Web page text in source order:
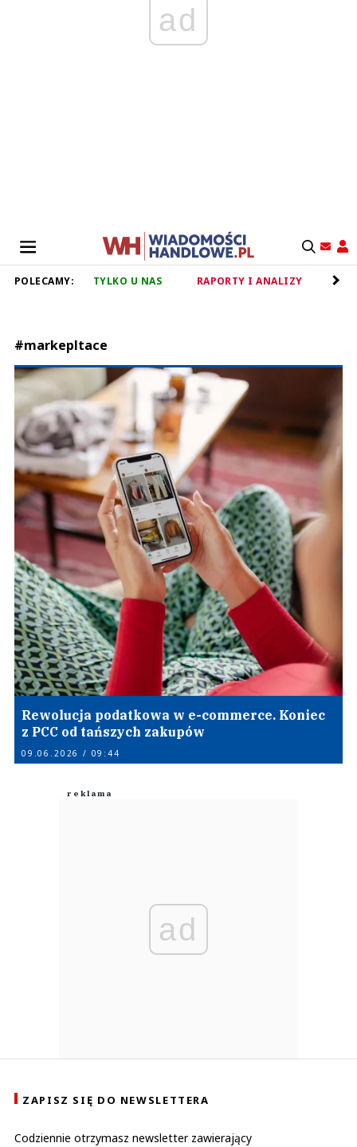
ad
POLECAMY: TYLKO U NAS RAPORTY I ANALIZY
#markepltace
Rewolucja podatkowa w e-commerce. Koniec
z PCC od tańszych zakupów
09.06.2026 / 09:44
ad
ZAPISZ SIĘ DO NEWSLETTERA
Codziennie otrzymasz newsletter zawierający